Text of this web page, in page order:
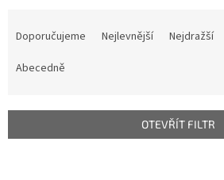
r
Doporučujeme Nejlevnější Nejdražší
Abecedně
OTEVŘÍT FILTR